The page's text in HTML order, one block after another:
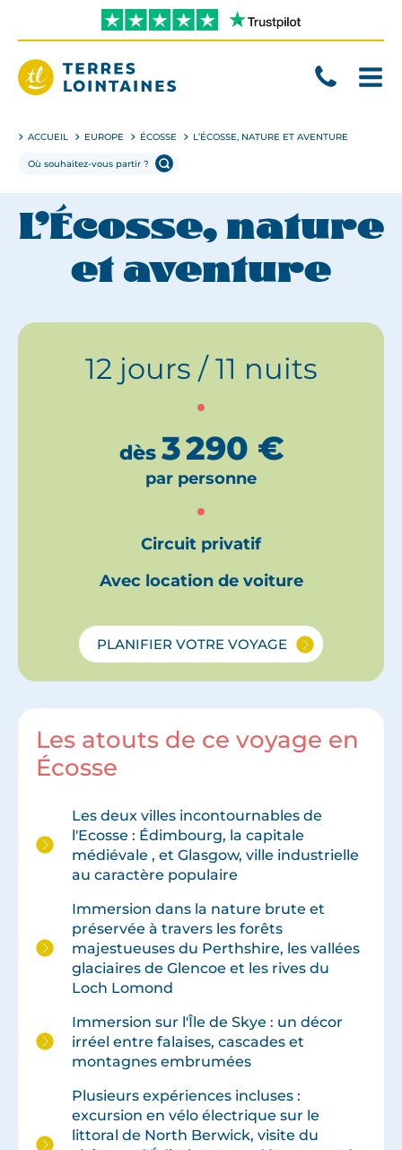
directement
contenu
ACCUEIL EUROPE ÉCOSSE L’ÉCOSSE, NATURE ET AVENTURE
L’Écosse, nature
et aventure
12 jours / 11 nuits
dès 3 290 €
par personne
Circuit privatif
Avec location de voiture
PLANIFIER VOTRE VOYAGE
Les atouts de ce voyage en
Écosse
Les deux villes incontournables de
l'Ecosse : Édimbourg, la capitale
médiévale , et Glasgow, ville industrielle
au caractère populaire
Immersion dans la nature brute et
préservée à travers les forêts
majestueuses du Perthshire, les vallées
glaciaires de Glencoe et les rives du
Loch Lomond
Immersion sur l'Île de Skye : un décor
irréel entre falaises, cascades et
montagnes embrumées
Plusieurs expériences incluses :
excursion en vélo électrique sur le
littoral de North Berwick, visite du